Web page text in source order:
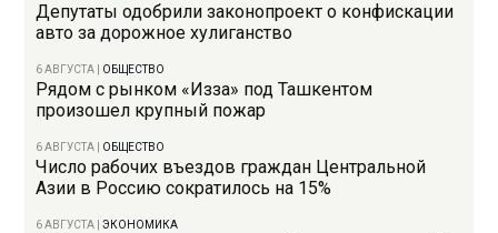
Депутаты одобрили законопроект о конфискации
авто за дорожное хулиганство
6 АВГУСТА ОБЩЕСТВО
Рядом с рынком «Изза» под Ташкентом
произошел крупный пожар
6 АВГУСТА ОБЩЕСТВО
Число рабочих въездов граждан Центральной
Азии в Россию сократилось на 15%
6 АВГУСТА |ЭКОНОМИКА